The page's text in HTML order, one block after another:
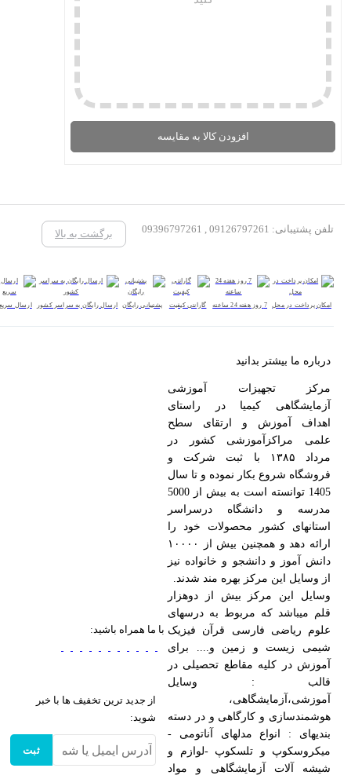
افزودن کالا به مقایسه
تلفن پشتیبانی: 09126797261 , 09396797261 برگشت به بالا
امکان پرداخت در محل 7 روز هفته 24 ساعته گارانتی کیفیت پشتیبانی رایگان ارسال رایگان به سراسر کشور ارسال سریع
درباره ما بیشتر بدانید
مرکز تجهیزات آموزشی
آزمایشگاهی کیمیا در راستای
اهداف آموزش و ارتقای سطح
علمی مراکزآموزشی کشور در
مرداد ۱۳۸۵ با ثبت شرکت و
فروشگاه شروع بکار نموده و تا سال
1405 توانسته است به بیش از 5000
مدرسه و دانشگاه درسراسر
استانهای کشور محصولات خود را
ارائه دهد و همچنین بیش از ۱۰۰۰۰
دانش آموز و دانشجو و خانواده نیز
از وسایل این مرکز بهره مند شدند.
وسایل این مرکز بیش از دوهزار
قلم میباشد که مربوط به درسهای
علوم ریاضی فارسی قرآن فیزیک
شیمی زیست و زمین و.... برای
آموزش در کلیه مقاطع تحصیلی در
قالب : وسایل
آموزشی،آزمایشگاهی،
هوشمندسازی و کارگاهی و در دسته
بندیهای : انواع مدلهای آناتومی -
میکروسکوپ و تلسکوپ -لوازم و
شیشه آلات آزمایشگاهی و مواد
با ما همراه باشید:
از جدید ترین تخفیف ها با خبر
شوید:
ثبت